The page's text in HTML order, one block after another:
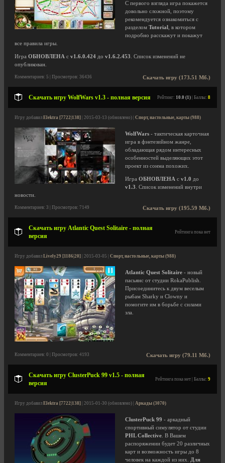
С первого взгляда игра покажется
довольно сложной, поэтому
рекомендуется ознакомиться с
разделом Tutorial
, в котором
подробно расскажут и покажут
все правила игры.
Игра ОБНОВЛЕНА с v1.6.0.424 до v1.6.2.453 . Список изменений не
опубликован.
Скачать игру (173.51 Мб.)
Комментариев: 5 | Просмотров: 36436
Скачать игру WolfWars v1.3 - полная версия Рейтинг: 10.0 (1) | Баллы: 8
Игру добавил Elektra [7722|138] | 2015-03-13 (обновлено) | Спорт, настольные, карты (988)
WolfWars - тактическая карточная
игра в фэнтезийном жанре,
обладающая рядом интересных
особенностей выделяющих этот
проект из сонма похожих.
Игра ОБНОВЛЕНА с v1.0 до
v1.3 . Список изменений внутри
новости.
Скачать игру (195.59 Мб.)
Комментариев: 3 | Просмотров: 7149
Скачать игру Atlantic Quest Solitaire - полная
версия
Рейтинга пока нет
Игру добавил Lively29 [1186|20] | 2015-03-05 | Спорт, настольные, карты (988)
Atlantic Quest Solitaire - новый
пасьянс от студии RokaPublish.
Присоединитесь к двум веселым
рыбам Sharky и Clowny и
помогите им в борьбе с силами
зла.
Скачать игру (79.11 Мб.)
Комментариев: 0 | Просмотров: 4193
Скачать игру ClusterPuck 99 v1.5 - полная
версия
Рейтинга пока нет | Баллы: 9
Игру добавил Elektra [7722|138] | 2015-01-30 (обновлено) | Аркады (3070)
ClusterPuck 99 - аркадный
спортивный симулятор от студии
PHL Collective . В Вашем
распоряжении будет 20 различных
карт и возможность игры до 8
человек на каждой из них. Для